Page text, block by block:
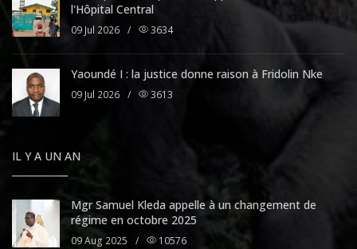
l'Hôpital Central
09 Jul 2026 / 3634
Yaoundé I : la justice donne raison à Fridolin Nke
09 Jul 2026 / 3613
IL Y A UN AN
Mgr Samuel Kleda appelle à un changement de
régime en octobre 2025
09 Aug 2025 / 10576